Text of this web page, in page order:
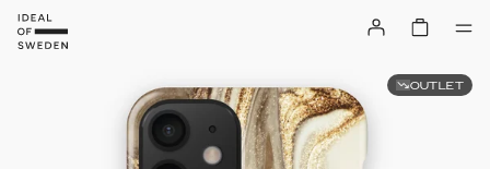
OUTLET